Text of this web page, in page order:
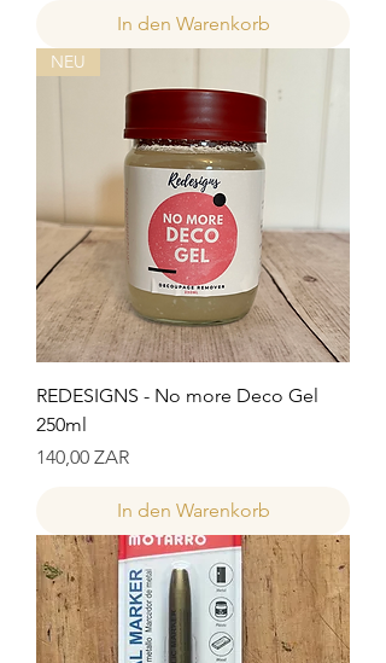
In den Warenkorb
NEU
REDESIGNS - No more Deco Gel
250ml
Preis
140,00 ZAR
In den Warenkorb